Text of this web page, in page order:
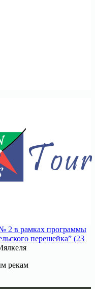
2 в рамках программы
перешейка” (23